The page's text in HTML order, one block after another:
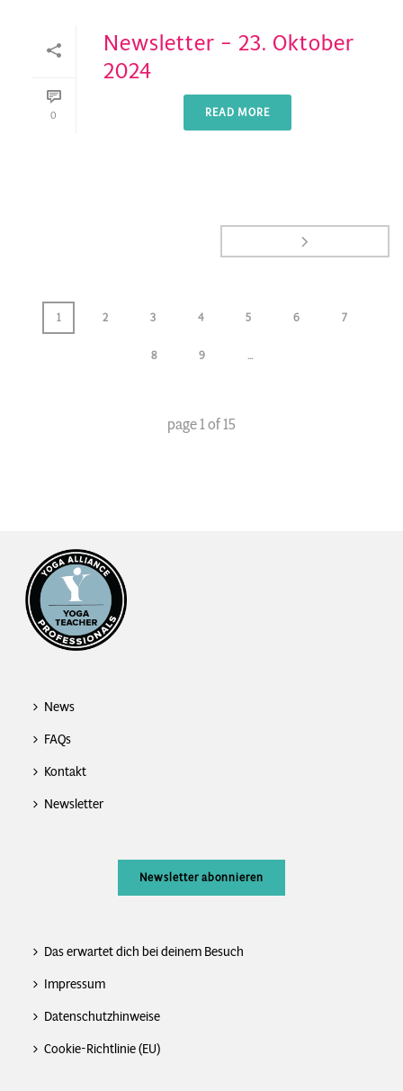
0
Newsletter – 23. Oktober
2024
READ MORE
1 2 3 4 5 6 7
8 9 ...
page1of15
News
FAQs
Kontakt
Newsletter
Newsletter abonnieren
Das erwartet dich bei deinem Besuch
Impressum
Datenschutzhinweise
Cookie-Richtlinie (EU)